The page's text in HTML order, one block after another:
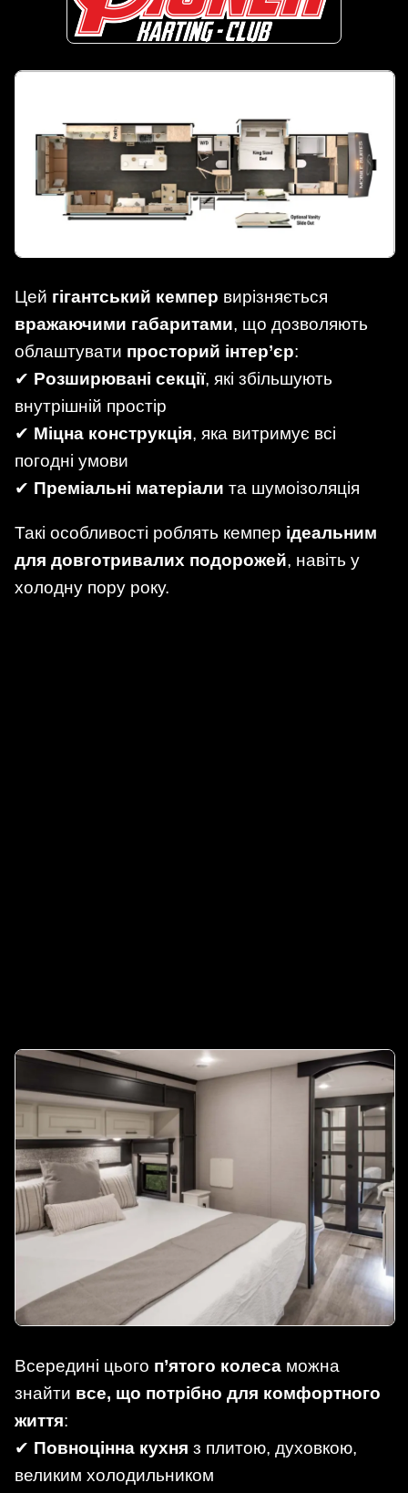
Цей гігантський кемпер вирізняється
вражаючими габаритами, що дозволяють
облаштувати просторий інтер’єр:
✔ Розширювані секції, які збільшують
внутрішній простір
✔ Міцна конструкція, яка витримує всі
погодні умови
✔ Преміальні матеріали та шумоізоляція
Такі особливості роблять кемпер ідеальним
для довготривалих подорожей, навіть у
холодну пору року.
Всередині цього п’ятого колеса можна
знайти все, що потрібно для комфортного
життя:
✔ Повноцінна кухня з плитою, духовкою,
великим холодильником